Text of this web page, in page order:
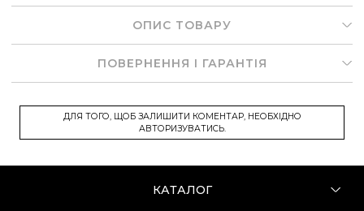
ОПИС ТОВАРУ
ПОВЕРНЕННЯ І ГАРАНТІЯ
ДЛЯ ТОГО, ЩОБ ЗАЛИШИТИ КОМЕНТАР, НЕОБХІДНО
АВТОРИЗУВАТИСЬ.
КАТАЛОГ